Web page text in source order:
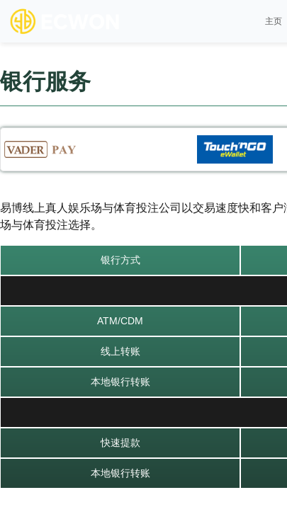
主页
银行服务
易博线上真人娱乐场与体育投注公司以交易速度快和客
场与体育投注选择。
银行方式
ATM/CDM
线上转账
本地银行转账
快速提款
本地银行转账